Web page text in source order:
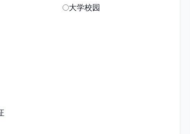
大学校园